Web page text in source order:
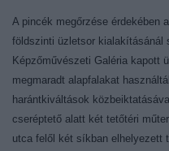
A pincék megőrzése érdekében
földszinti üzletsor kialakításánál
Képzőművészeti Galéria kapott
megmaradt alapfalakat
harántkiváltások
cseréptető alatt két tetőtéri
utca felől két síkban elhelyezett